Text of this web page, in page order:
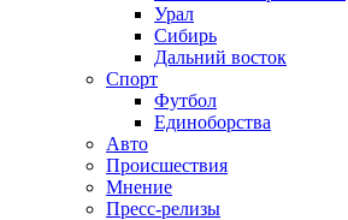
Урал
Сибирь
Дальний восток
Спорт
Футбол
Единоборства
Авто
Происшествия
Мнение
Пресс-релизы